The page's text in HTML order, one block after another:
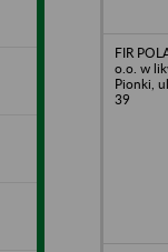
FIR
o.o. w
Pionki,
39